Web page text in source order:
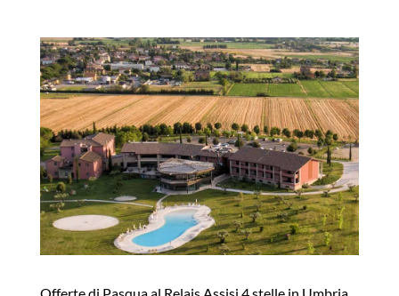
Offerte di Pasqua al Relais Assisi 4 stelle in Umbria